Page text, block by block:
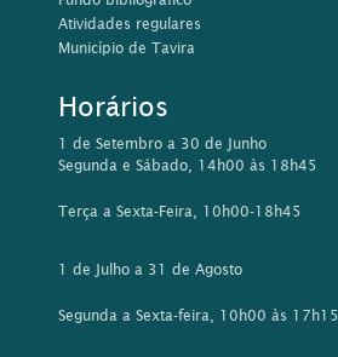
Atividades regulares
Município de Tavira
Horários
1 de Setembro a 30 de Junho
Segunda e Sábado, 14h00 às 18h45
Terça a Sexta-Feira, 10h00-18h45
1 de Julho a 31 de Agosto
Segunda a Sexta-feira, 10h00 às 17h15